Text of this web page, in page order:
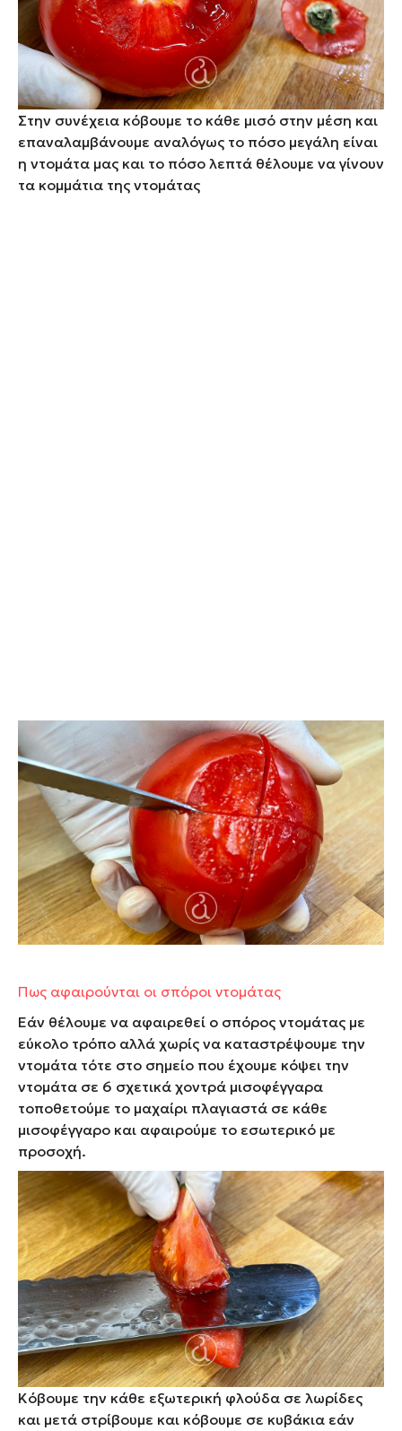
Στην συνέχεια κόβουμε το κάθε μισό στην μέση και
επαναλαμβάνουμε αναλόγως το πόσο μεγάλη είναι
η ντομάτα μας και το πόσο λεπτά θέλουμε να γίνουν
τα κομμάτια της ντομάτας
Πως αφαιρούνται οι σπόροι ντομάτας
Εάν θέλουμε να αφαιρεθεί ο σπόρος ντομάτας με
εύκολο τρόπο αλλά χωρίς να καταστρέψουμε την
ντομάτα τότε στο σημείο που έχουμε κόψει την
ντομάτα σε 6 σχετικά χοντρά μισοφέγγαρα
τοποθετούμε το μαχαίρι πλαγιαστά σε κάθε
μισοφέγγαρο και αφαιρούμε το εσωτερικό με
προσοχή.
Κόβουμε την κάθε εξωτερική φλούδα σε λωρίδες
και μετά στρίβουμε και κόβουμε σε κυβάκια εάν